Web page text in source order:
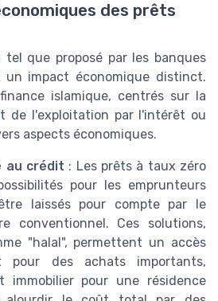
des prêts
que proposé par les banques
un impact économique distinct.
islamique, centrés sur la
de l'exploitation par l'intérêt ou
aspects économiques.
au crédit : Les prêts à taux zéro
pour les emprunteurs
laissés pour compte par le
conventionnel. Ces solutions,
"halal", permettent un accès
pour des achats importants,
immobilier pour une résidence